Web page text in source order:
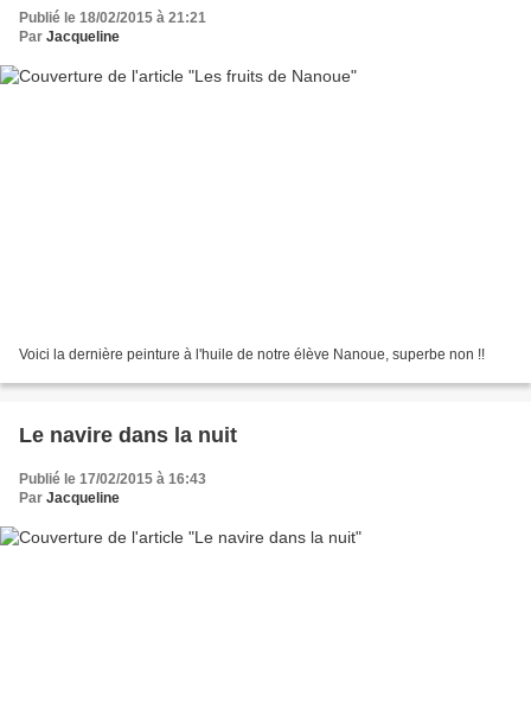
Publié le 18/02/2015 à 21:21
Par Jacqueline
Voici la dernière peinture à l'huile de notre élève Nanoue, superbe non !!
Le navire dans la nuit
Publié le 17/02/2015 à 16:43
Par Jacqueline